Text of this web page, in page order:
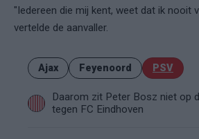
"Iedereen die mij kent, weet dat ik nooit
vertelde de aanvaller.
Ajax Feyenoord PSV
Daarom zit Peter Bosz niet op
tegen FC Eindhoven